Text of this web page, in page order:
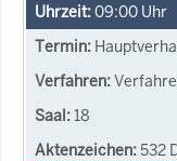
09:00 Uhr
18
532